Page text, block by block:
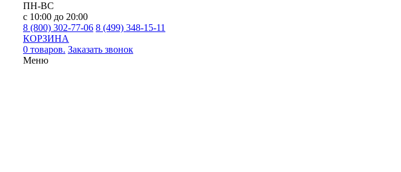
ПН-ВС
с 10:00 до 20:00
8 (800) 302-77-06 8 (499) 348-15-11
КОРЗИНА
0 товаров. Заказать звонок
Меню